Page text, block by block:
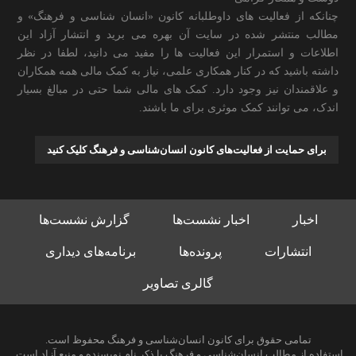
چنانکه از فعالیت های داوطلبانه کانون «انسان شناسی و فرهنگ» و
مطالب منتشر شده در سایت آن بهره می برید و انتشار آزاد این
اطلاعات و استمرار این فعالیت ها را مفید می دانید، لطفا در نظر
داشته باشید که در کنار همکاری علمی، نیاز به کمک مالی همه همکاران
و علاقمندان نیز وجود دارد. کمک های مالی شما حتی در مبالغ بسیار
اندک، می توانند کمک موثری برای ما باشند.
برای حمایت از فعالیت‌های کانون انسان‌شناسی و فرهنگ کلیک کنید
اخبار اخبار نشست‌ها گزارش نشست‌ها
انتشارات پرونده‌ها برنامه‌های دیداری
گالری تصاویر
تمامی حقوق برای کانون انسان‌شناسی و فرهنگ محفوظ است.